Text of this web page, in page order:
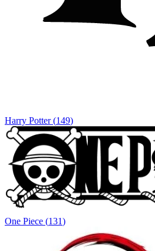
Harry Potter (149)
One Piece (131)